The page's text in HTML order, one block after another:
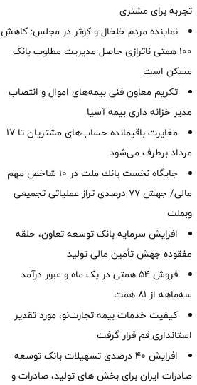
تجربه برای مشتری
نماینده مردم خلخال و کوثر در مجلس: کاهش
۱۰۰ همتی ناترازی حاصل مدیریت مطلوب بانک
مسکن است
تکریم معاون فنی بیمه‌های اموال و انتصاب
مدیر خزانه داری بیمه آسیا
مغایرت‌ باقیمانده حساب‌های مشتریان تا ۱۷
مرداد برطرف می‌شود
جایگاه نخست بانك ملت در 10 شاخص مهم
مالی/ جهش 77 درصدی تراز عملیاتی تجمیعی
وبملت
افزایش سرمایه بانک توسعه تعاون، حلقه
مفقوده جهش تأمین مالی تولید
فروش 54 همتی در یک ماه و عبور درآمد
سه‌ماهه از 81 همت
کیفیت خدمات بیمه تجارت‌نو، مورد تقدیر
استانداری قم قرار گرفت
افزایش 40 درصدی تسهیلات بانک توسعه
صادرات ایران برای بخش های تولید، صادرات و